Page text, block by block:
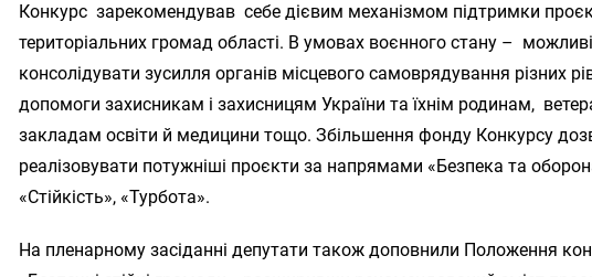
Конкурс зарекомендував себе дієвим механізмом підтримки
територіальних громад області. В умовах воєнного стану –
консолідувати зусилля органів місцевого самоврядування різних
допомоги захисникам і захисницям України та їхнім родинам,
закладам освіти й медицини тощо. Збільшення фонду Конкурсу
реалізовувати потужніші проєкти за напрямами «Безпека та
«Стійкість», «Турбота».
На пленарному засіданні депутати також доповнили Положення